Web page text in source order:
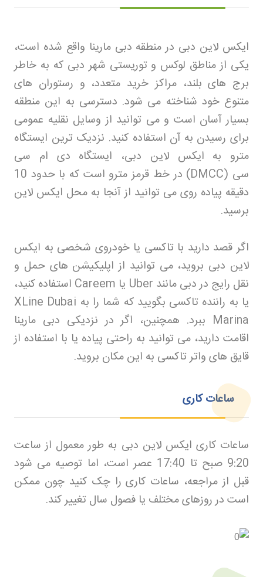
ایکس لاین دبی در منطقه دبی مارینا واقع شده است،
یکی از مناطق لوکس و توریستی شهر دبی که به خاطر
برج های بلند، مراکز خرید متعدد، و رستوران های
متنوع خود شناخته می شود. دسترسی به این منطقه
بسیار آسان است و می توانید از وسایل نقلیه عمومی
برای رسیدن به آن استفاده کنید. نزدیک ترین ایستگاه
مترو به ایکس لاین دبی، ایستگاه دی ام سی
سی (DMCC)
در خط قرمز مترو است که با حدود 10
دقیقه پیاده روی می توانید از آنجا به محل ایکس لاین
برسید.
اگر قصد دارید با تاکسی یا خودروی شخصی به ایکس
لاین دبی بروید، می توانید از اپلیکیشن های حمل و
نقل رایج در دبی مانند
یا
استفاده کنید،
یا به راننده تاکسی بگویید که شما را به XLine Dubai
Marina ببرد. همچنین، اگر در نزدیکی دبی مارینا
اقامت دارید، می توانید به راحتی پیاده یا با استفاده از
قایق های واتر تاکسی به این مکان بروید.
ساعات کاری
ساعات کاری ایکس لاین دبی به طور معمول از ساعت
9:20 صبح تا 17:40 عصر است، اما توصیه می شود
قبل از مراجعه، ساعات کاری را چک کنید چون ممکن
است در روزهای مختلف یا فصول سال تغییر کند.